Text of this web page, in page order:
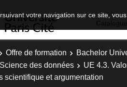
votre navigation sur ce site,
Offre de formation Bachelor
des données
UE 4.3.
scientifique et argumentation